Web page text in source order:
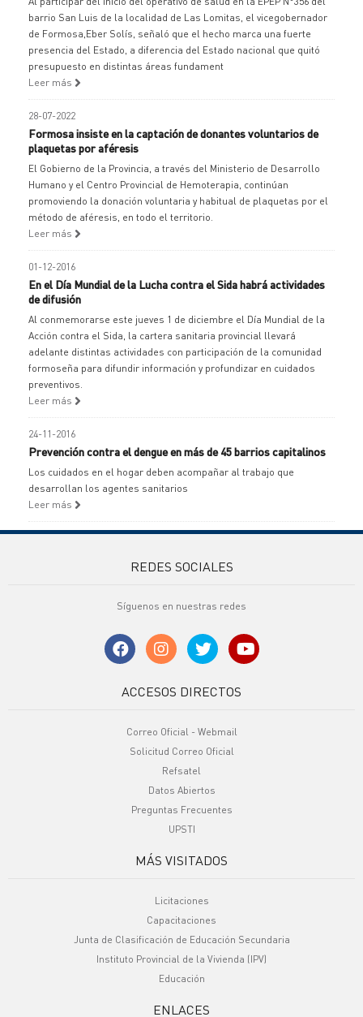
barrio San Luis de la localidad de Las Lomitas, el vicegobernador
de Formosa,Eber Solís, señaló que el hecho marca una fuerte
presencia del Estado, a diferencia del Estado nacional que quitó
presupuesto en distintas áreas fundament
Leer más
28-07-2022
Formosa insiste en la captación de donantes voluntarios de
plaquetas por aféresis
El Gobierno de la Provincia, a través del Ministerio de Desarrollo
Humano y el Centro Provincial de Hemoterapia, continúan
promoviendo la donación voluntaria y habitual de plaquetas por el
método de aféresis, en todo el territorio.
Leer más
01-12-2016
En el Día Mundial de la Lucha contra el Sida habrá actividades
de difusión
Al conmemorarse este jueves 1 de diciembre el Día Mundial de la
Acción contra el Sida, la cartera sanitaria provincial llevará
adelante distintas actividades con participación de la comunidad
formoseña para difundir información y profundizar en cuidados
preventivos.
Leer más
24-11-2016
Prevención contra el dengue en más de 45 barrios capitalinos
Los cuidados en el hogar deben acompañar al trabajo que
desarrollan los agentes sanitarios
Leer más
REDES SOCIALES
Síguenos en nuestras redes
ACCESOS DIRECTOS
Correo Oficial - Webmail
Solicitud Correo Oficial
Refsatel
Datos Abiertos
Preguntas Frecuentes
UPSTI
MÁS VISITADOS
Licitaciones
Capacitaciones
Junta de Clasificación de Educación Secundaria
Instituto Provincial de la Vivienda (IPV)
Educación
ENLACES